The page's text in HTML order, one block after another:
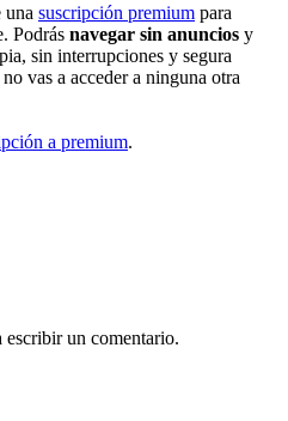
una suscripción premium para
Podrás navegar sin anuncios y
sin interrupciones y segura
no vas a acceder a ninguna otra
a premium.
escribir un comentario.